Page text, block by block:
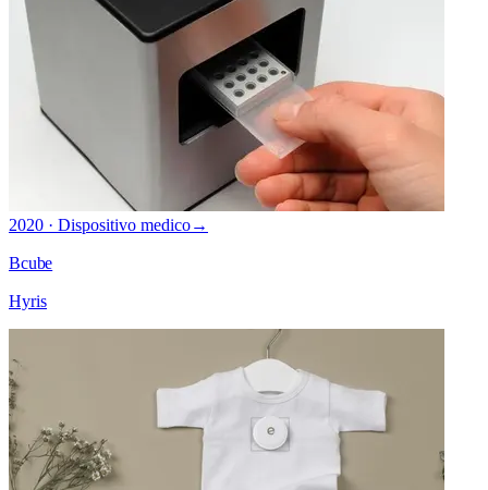
2020 · Dispositivo medico→
Bcube
Hyris